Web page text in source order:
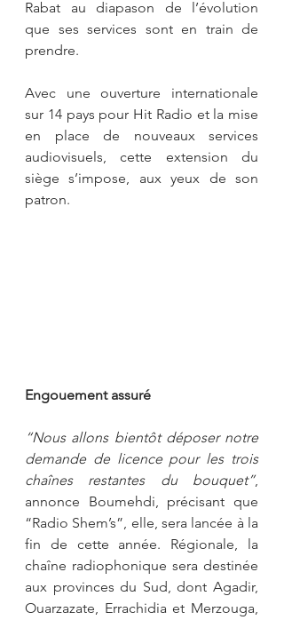
Rabat au diapason de l’évolution
que ses services sont en train de
prendre.
Avec une ouverture internationale
sur 14 pays pour Hit Radio et la mise
en place de nouveaux services
audiovisuels, cette extension du
siège s’impose, aux yeux de son
patron.
Engouement assuré
“Nous allons bientôt déposer notre
demande de licence pour les trois
chaînes restantes du bouquet”,
annonce Boumehdi, précisant que
“Radio Shem’s”, elle, sera lancée à la
fin de cette année. Régionale, la
chaîne radiophonique sera destinée
aux provinces du Sud, dont Agadir,
Ouarzazate, Errachidia et Merzouga,